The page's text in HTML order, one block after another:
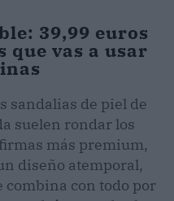
39,99 euros
que vas a usar
sandalias de piel de
suelen rondar los
más premium,
diseño atemporal,
combina con todo por